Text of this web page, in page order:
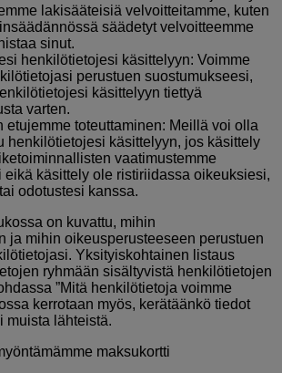
lakisääteisiä velvoitteitamme, kuten
säädetyt velvoitteemme
sinut.
henkilötietojesi käsittelyyn: Voimme
perustuen suostumukseesi,
käsittelyyn tiettyä
varten.
etujemme toteuttaminen: Meillä voi olla
henkilötietojesi käsittelyyn, jos käsittely
vaatimustemme
eikä käsittely ole ristiriidassa oikeuksiesi,
odotustesi kanssa.
on kuvattu, mihin
ja mihin oikeusperusteeseen perustuen
Yksityiskohtainen listaus
ryhmään sisältyvistä henkilötietojen
”Mitä henkilötietoja voimme
kerrotaan myös, kerätäänkö tiedot
muista lähteistä.
maksukortti